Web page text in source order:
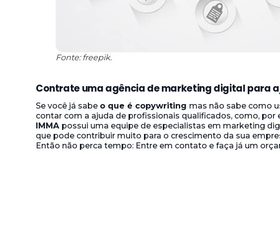
Fonte: freepik.
Contrate uma agência de marketing digital para
Se você já sabe o que é copywriting mas não sabe como
contar com a ajuda de profissionais qualificados, como, por
IMMA possui uma equipe de especialistas em marketing
que pode contribuir muito para o crescimento da sua
Então não perca tempo: Entre em contato e faça já um